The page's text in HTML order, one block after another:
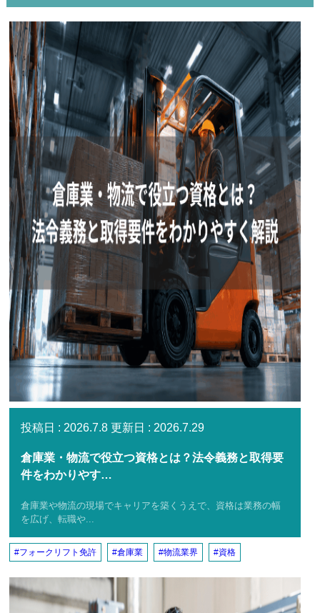
2026.7.8 2026.7.29
倉庫業・物流で役立つ資格とは？法令義務と取得要
件をわかりやす…
倉庫業や物流の現場でキャリアを築くうえで、資格は業務の幅
を広げ、転職や...
フォークリフト免許 倉庫業 物流業界 資格